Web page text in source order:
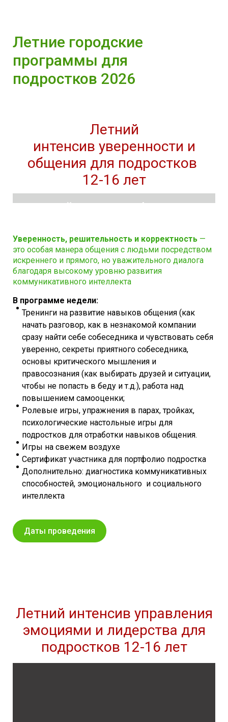
Летние городские
программы для
подростков 2026
Летний
интенсив уверенности и
общения для подростков
12-16 лет
успешныйподросток.рф
Уверенность, решительность и корректность —
это особая манера общения с людьми посредством
искреннего и прямого, но уважительного диалога
благодаря высокому уровню развития
коммуникативного интеллекта
В программе недели:
Тренинги на развитие навыков общения (как
начать разговор, как в незнакомой компании
сразу найти себе собеседника и чувствовать себя
уверенно, секреты приятного собеседника,
основы критического мышления и
правосознания (как выбирать друзей и ситуации,
чтобы не попасть в беду и т.д.), работа над
повышением самооценки;
Ролевые игры, упражнения в парах, тройках,
психологические настольные игры для
подростков для отработки навыков общения.
Игры на свежем воздухе
Сертификат участника для портфолио подростка
Дополнительно: диагностика коммуникативных
способностей, эмоционального и социального
интеллекта
Даты проведения
Летний интенсив управления
эмоциями и лидерства для
подростков 12-16 лет